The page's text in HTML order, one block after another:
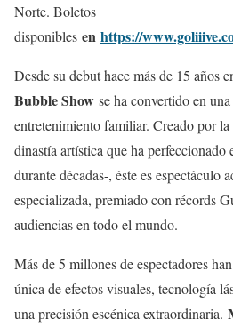
Norte. Boletos
disponibles en https://
Desde su debut hace más de 15 años
Bubble Show se ha convertido en
entretenimiento familiar. Creado por la
dinastía artística que ha perfeccionado
durante décadas-, éste es espectáculo
especializada, premiado con récords
audiencias en todo el mundo.
Más de 5 millones de espectadores
única de efectos visuales, tecnología
una precisión escénica extraordinaria.